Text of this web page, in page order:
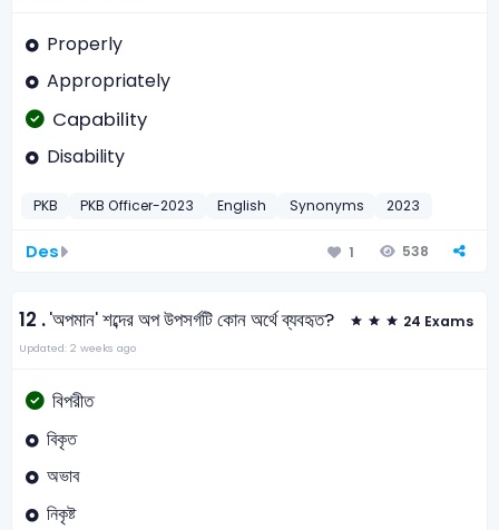
Properly
Appropriately
Capability
Disability
PKB PKB Officer-2023 English Synonyms 2023
Des 1 538
12 .'অপমান' শব্দের অপ উপসর্গটি কোন অর্থে ব্যবহৃত? 24 Exams
Updated: 2 weeks ago
বিপরীত
বিকৃত
অভাব
নিকৃষ্ট